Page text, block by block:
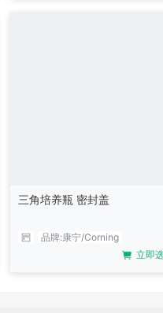
三角培养瓶 密封盖
品牌:康宁/Corning
立即